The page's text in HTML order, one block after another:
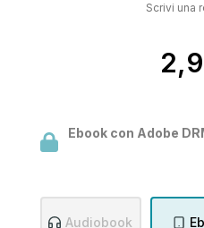
Scrivi una
Ebook con Adobe
Audiobook